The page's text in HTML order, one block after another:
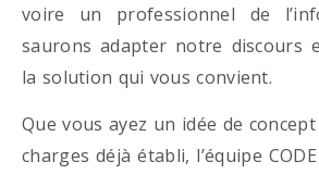
voire un professionnel de
saurons adapter notre discours
la solution qui vous convient.
Que vous ayez un idée de
charges déjà établi, l’équipe